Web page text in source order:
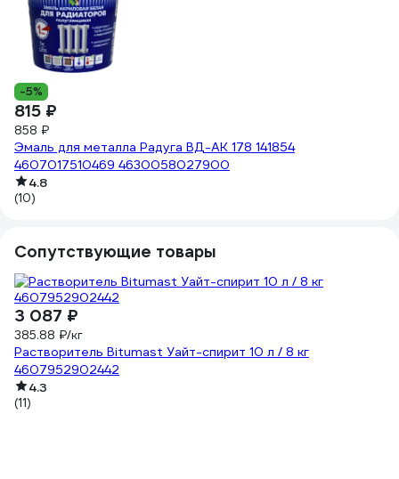
-5%
815 ₽
858 ₽
Эмаль для металла Радуга ВД-АК 178 141854
4607017510469 4630058027900
4.8
(10)
Сопутствующие товары
3 087 ₽
385.88 ₽/кг
Растворитель Bitumast Уайт-спирит 10 л / 8 кг
4607952902442
4.3
(11)